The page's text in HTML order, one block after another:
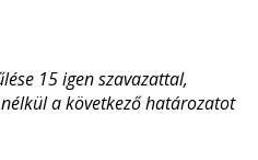
15 igen szavazattal,
a következő határozatot